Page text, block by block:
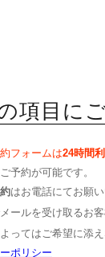
項目に
フォームは24時間
予約が可能です。
はお電話にてお願い
ールを受け取るお客
ってはご希望に添
ポリシー